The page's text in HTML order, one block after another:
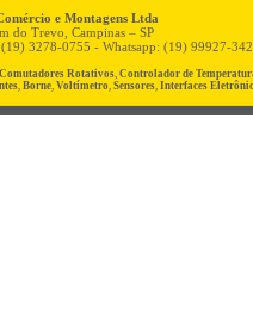
e Montagens Ltda
do Trevo, Campinas – SP
3278-0755 - Whatsapp: (19) 99927-
Comutadores Rotativos, Controlador de
, Borne, Voltímetro, Sensores, Interfaces